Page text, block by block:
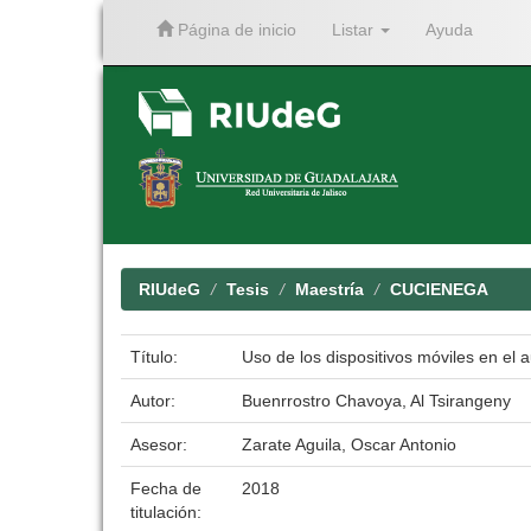
Página de inicio Listar Ayuda
RIUdeG Tesis Maestría CUCIENEGA
Título: Uso de los dispositivos móviles en el
Autor: Buenrrostro Chavoya, Al Tsirangeny
Asesor: Zarate Aguila, Oscar Antonio
Fecha de
titulación:
2018